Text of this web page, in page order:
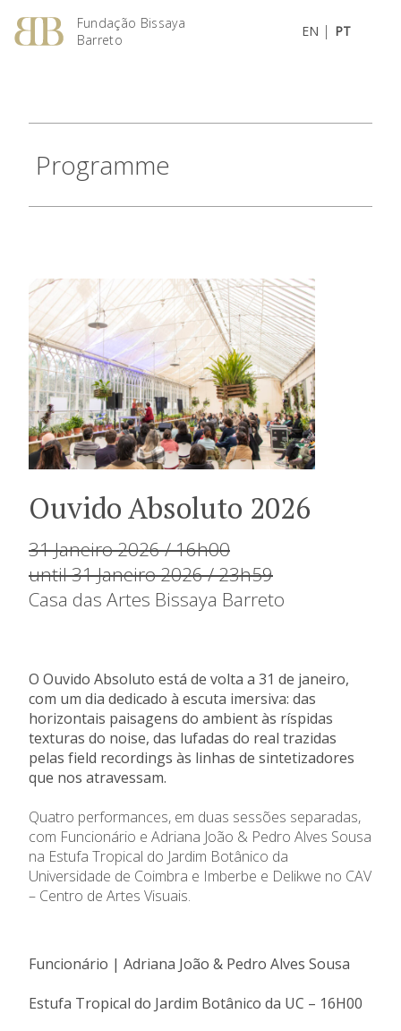
Fundação Bissaya
Barreto
EN | PT
Programme
Ouvido Absoluto 2026
31 Janeiro 2026 / 16h00
until 31 Janeiro 2026 / 23h59
Casa das Artes Bissaya Barreto
O Ouvido Absoluto está de volta a 31 de janeiro,
com um dia dedicado à escuta imersiva: das
horizontais paisagens do ambient às ríspidas
texturas do noise, das lufadas do real trazidas
pelas field recordings às linhas de sintetizadores
que nos atravessam.
Quatro performances, em duas sessões separadas,
com Funcionário e Adriana João & Pedro Alves Sousa
na Estufa Tropical do Jardim Botânico da
Universidade de Coimbra e Imberbe e Delikwe no CAV
– Centro de Artes Visuais.
Funcionário | Adriana João & Pedro Alves Sousa
Estufa Tropical do Jardim Botânico da UC – 16H00